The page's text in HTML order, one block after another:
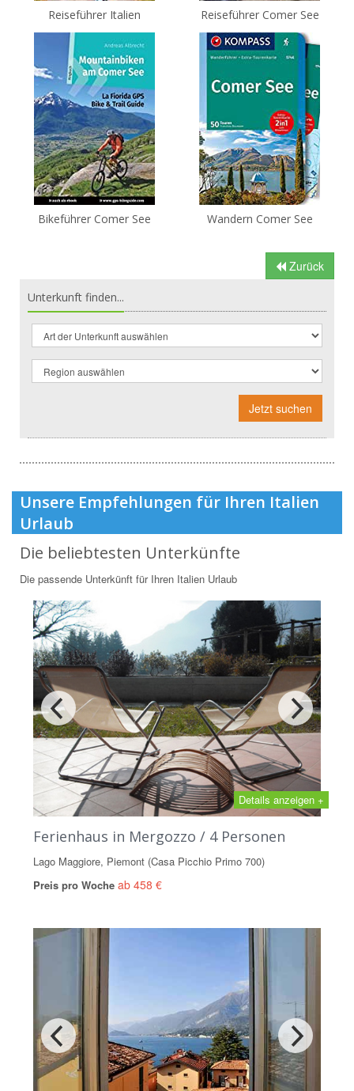
Reiseführer Italien Reiseführer Comer See
Bikeführer Comer See Wandern Comer See
Zurück
Unterkunft finden...
Jetzt suchen
Unsere Empfehlungen für Ihren Italien
Urlaub
Die beliebtesten Unterkünfte
Die passende Unterkünft für Ihren Italien Urlaub
Details anzeigen +
Ferienhaus in Mergozzo / 4 Personen
Lago Maggiore, Piemont (Casa Picchio Primo 700)
Preis pro Woche ab 458 €